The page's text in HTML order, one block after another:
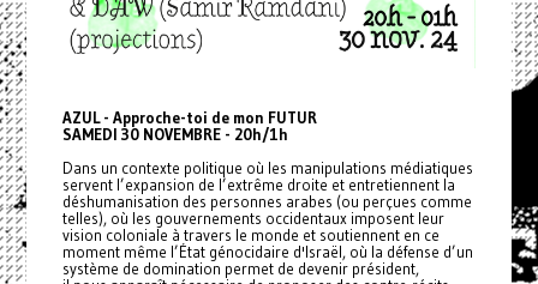
AZUL - Approche-toi de mon FUTUR
SAMEDI 30 NOVEMBRE - 20h/1h
Dans un contexte politique où les manipulations médiatiques
servent l’expansion de l’extrême droite et entretiennent la
déshumanisation des personnes arabes (ou perçues comme
telles), où les gouvernements occidentaux imposent leur
vision coloniale à travers le monde et soutiennent en ce
moment même l’État génocidaire d'Israël, où la défense d’un
système de domination permet de devenir président,